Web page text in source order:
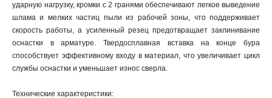
ударную нагрузку, кромки с 2 гранями обеспечивают легкое выведение
шлама и мелких частиц пыли из рабочей зоны, что поддерживает
скорость работы, а усиленный резец предотвращает заклинивание
оснастки в арматуре. Твердосплавная вставка на конце бура
способствует эффективному входу в материал, что увеличивает цикл
службы оснастки и уменьшает износ сверла.
Технические характеристики: